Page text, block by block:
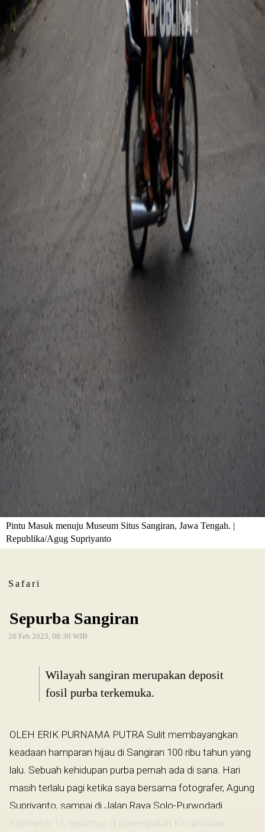
Pintu Masuk menuju Museum Situs Sangiran, Jawa Tengah. |
Republika/Agug Supriyanto
Safari
Sepurba Sangiran
20 Feb 2023, 08:30 WIB
Wilayah sangiran merupakan deposit
fosil purba terkemuka.
OLEH ERIK PURNAMA PUTRA Sulit membayangkan
keadaan hamparan hijau di Sangiran 100 ribu tahun yang
lalu. Sebuah kehidupan purba pernah ada di sana. Hari
masih terlalu pagi ketika saya bersama fotografer, Agung
Supriyanto, sampai di Jalan Raya Solo-Purwodadi
Kilometer 15, tepatnya di perempatan Kecamatan